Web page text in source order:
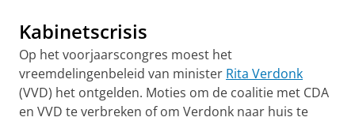
Kabinetscrisis
Op het voorjaarscongres moest het
vreemdelingenbeleid van minister Rita Verdonk
(VVD) het ontgelden. Moties om de coalitie met CDA
en VVD te verbreken of om Verdonk naar huis te